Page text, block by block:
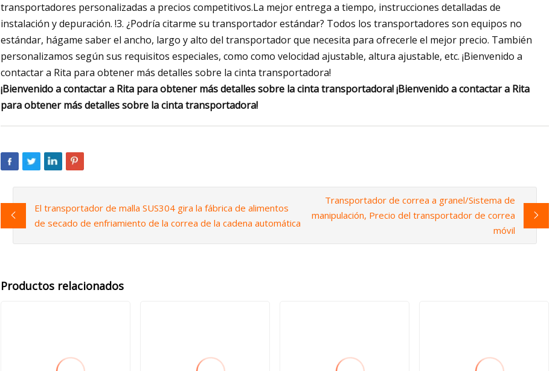
transportadores personalizadas a precios competitivos.La mejor entrega a tiempo, instrucciones detalladas de
instalación y depuración. !3. ¿Podría citarme su transportador estándar? Todos los transportadores son equipos no
estándar, hágame saber el ancho, largo y alto del transportador que necesita para ofrecerle el mejor precio. También
personalizamos según sus requisitos especiales, como como velocidad ajustable, altura ajustable, etc. ¡Bienvenido a
contactar a Rita para obtener más detalles sobre la cinta transportadora!
¡Bienvenido a contactar a Rita para obtener más detalles sobre la cinta transportadora! ¡Bienvenido a contactar a Rita
para obtener más detalles sobre la cinta transportadora!
El transportador de malla SUS304 gira la fábrica de alimentos
de secado de enfriamiento de la correa de la cadena automática
Transportador de correa a granel/Sistema de
manipulación, Precio del transportador de correa
móvil
Productos relacionados